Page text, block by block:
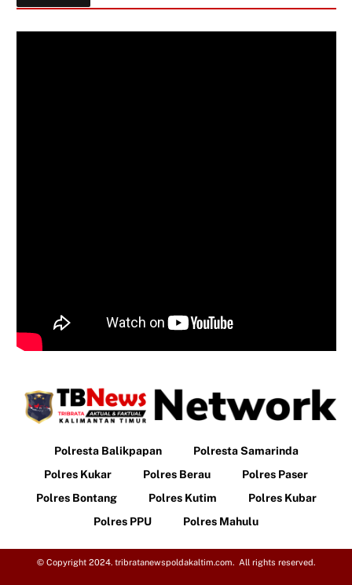
Polresta Balikpapan
Polresta Samarinda
Polres Kukar
Polres Berau
Polres Paser
Polres Bontang
Polres Kutim
Polres Kubar
Polres PPU
Polres Mahulu
© Copyright 2024. tribratanewspoldakaltim.com. All rights reserved.